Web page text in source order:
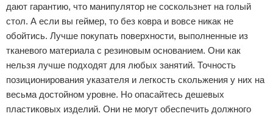
дают гарантию, что манипулятор не соскользнет на голый
стол. А если вы геймер, то без ковра и вовсе никак не
обойтись. Лучше покупать поверхности, выполненные из
тканевого материала с резиновым основанием. Они как
нельзя лучше подходят для любых занятий. Точность
позиционирования указателя и легкость скольжения у них на
весьма достойном уровне. Но опасайтесь дешевых
пластиковых изделий. Они не могут обеспечить должного